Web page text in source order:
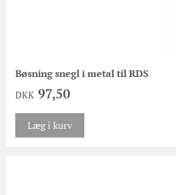
Bøsning snegl i metal til RDS
DKK 97,50
Læg i kurv